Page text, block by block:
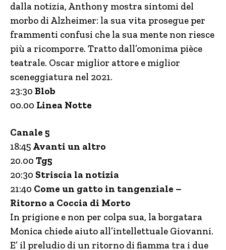
dalla notizia, Anthony mostra sintomi del
morbo di Alzheimer: la sua vita prosegue per
frammenti confusi che la sua mente non riesce
più a ricomporre. Tratto dall’omonima pièce
teatrale. Oscar miglior attore e miglior
sceneggiatura nel 2021.
23:30 Blob
00.00 Linea Notte
Canale 5
18:45 Avanti un altro
20.00 Tg5
20:30 Striscia la notizia
21:40 Come un gatto in tangenziale –
Ritorno a Coccia di Morto
In prigione e non per colpa sua, la borgatara
Monica chiede aiuto all’intellettuale Giovanni.
E’ il preludio di un ritorno di fiamma tra i due